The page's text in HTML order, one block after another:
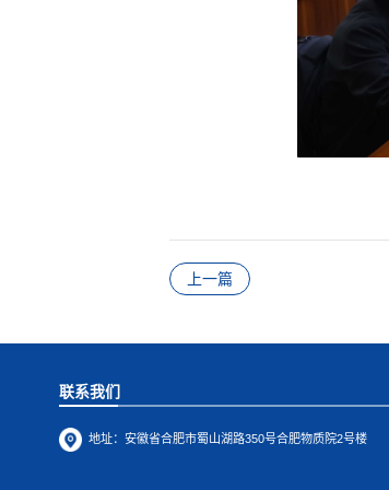
上一篇
联系我们
地址： 安徽省合肥市蜀山湖路350号合肥物质院2号楼